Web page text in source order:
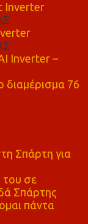
Inverter
Inverter –
διαμέρισμα 76
Σπάρτη για
του σε
Σπάρτης
πάντα